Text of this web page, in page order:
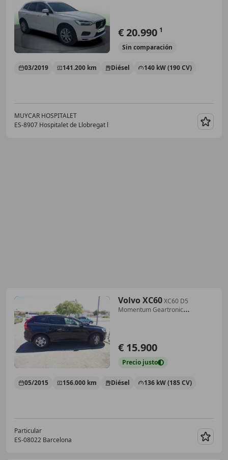
€ 20.990 1
Sin comparación
03/2019 141.200 km Diésel 140 kW (190 CV)
MUYCAR HOSPITALET
ES-8907 Hospitalet de Llobregat l
Volvo XC60XC60 D5
Momentum Geartronic
€ 15.900
Precio justo
05/2015 156.000 km Diésel 136 kW (185 CV)
Particular
ES-08022 Barcelona